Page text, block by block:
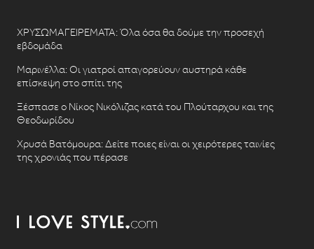
ΧΡΥΣΩΜΑΓΕΙΡΕΜΑΤΑ: Όλα όσα θα δούμε την προσεχή
εβδομάδα
Μαρινέλλα: Οι γιατροί απαγορεύουν αυστηρά κάθε
επίσκεψη στο σπίτι της
Ξέσπασε ο Νίκος Νικόλιζας κατά του Πλούταρχου και της
Θεοδωρίδου
Χρυσά Βατόμουρα: Δείτε ποιες είναι οι χειρότερες ταινίες
της χρονιάς που πέρασε